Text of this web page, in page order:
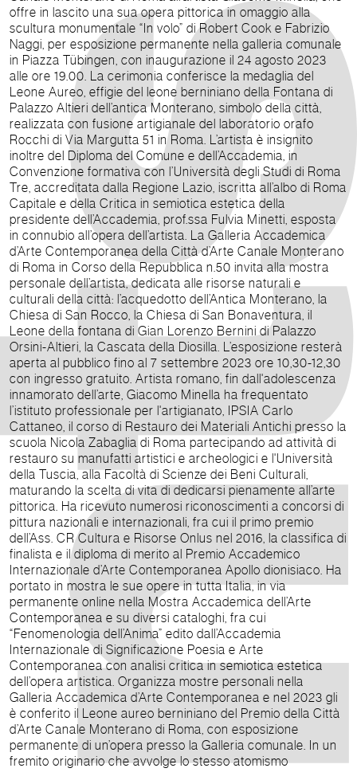
offre in lascito una sua opera pittorica in omaggio alla
scultura monumentale “In volo” di Robert Cook e Fabrizio
Naggi, per esposizione permanente nella galleria comunale
in Piazza Tübingen, con inaugurazione il 24 agosto 2023
alle ore 19.00. La cerimonia conferisce la medaglia del
Leone Aureo, effigie del leone berniniano della Fontana di
Palazzo Altieri dell’antica Monterano, simbolo della città,
realizzata con fusione artigianale del laboratorio orafo
Rocchi di Via Margutta 51 in Roma. L’artista è insignito
inoltre del Diploma del Comune e dell’Accademia, in
Convenzione formativa con l’Università degli Studi di Roma
Tre, accreditata dalla Regione Lazio, iscritta all’albo di Roma
Capitale e della Critica in semiotica estetica della
presidente dell’Accademia, prof.ssa Fulvia Minetti, esposta
in connubio all’opera dell’artista. La Galleria Accademica
d’Arte Contemporanea della Città d’Arte Canale Monterano
di Roma in Corso della Repubblica n.50 invita alla mostra
personale dell’artista, dedicata alle risorse naturali e
culturali della città: l’acquedotto dell’Antica Monterano, la
Chiesa di San Rocco, la Chiesa di San Bonaventura, il
Leone della fontana di Gian Lorenzo Bernini di Palazzo
Orsini-Altieri, la Cascata della Diosilla. L’esposizione resterà
aperta al pubblico fino al 7 settembre 2023 ore 10,30-12,30
con ingresso gratuito. Artista romano, fin dall'adolescenza
innamorato dell’arte, Giacomo Minella ha frequentato
l’istituto professionale per l'artigianato, IPSIA Carlo
Cattaneo, il corso di Restauro dei Materiali Antichi presso la
scuola Nicola Zabaglia di Roma partecipando ad attività di
restauro su manufatti artistici e archeologici e l'Università
della Tuscia, alla Facoltà di Scienze dei Beni Culturali,
maturando la scelta di vita di dedicarsi pienamente all’arte
pittorica. Ha ricevuto numerosi riconoscimenti a concorsi di
pittura nazionali e internazionali, fra cui il primo premio
dell’Ass. CR Cultura e Risorse Onlus nel 2016, la classifica di
finalista e il diploma di merito al Premio Accademico
Internazionale d’Arte Contemporanea Apollo dionisiaco. Ha
portato in mostra le sue opere in tutta Italia, in via
permanente online nella Mostra Accademica dell’Arte
Contemporanea e su diversi cataloghi, fra cui
“Fenomenologia dell’Anima” edito dall’Accademia
Internazionale di Significazione Poesia e Arte
Contemporanea con analisi critica in semiotica estetica
dell’opera artistica. Organizza mostre personali nella
Galleria Accademica d’Arte Contemporanea e nel 2023 gli
è conferito il Leone aureo berniniano del Premio della Città
d’Arte Canale Monterano di Roma, con esposizione
permanente di un’opera presso la Galleria comunale. In un
fremito originario che avvolge lo stesso atomismo